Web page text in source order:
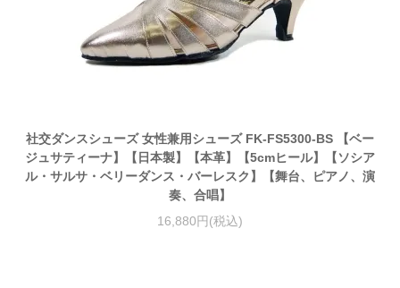
社交ダンスシューズ 女性兼用シューズ FK-FS5300-BS 【ベー
ジュサティーナ】【日本製】【本革】【5cmヒール】【ソシア
ル・サルサ・ベリーダンス・バーレスク】【舞台、ピアノ、演
奏、合唱】
16,880円(税込)